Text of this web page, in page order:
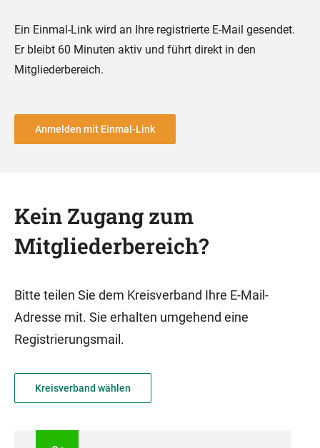
Ein Einmal-Link wird an Ihre registrierte E-Mail gesendet.
Er bleibt 60 Minuten aktiv und führt direkt in den
Mitgliederbereich.
Anmelden mit Einmal-Link
Kein Zugang zum
Mitgliederbereich?
Bitte teilen Sie dem Kreisverband Ihre E-Mail-
Adresse mit. Sie erhalten umgehend eine
Registrierungsmail.
Kreisverband wählen